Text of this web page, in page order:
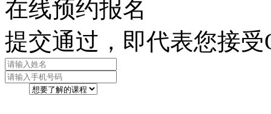
在线预约报名
提交通过，即代表您接